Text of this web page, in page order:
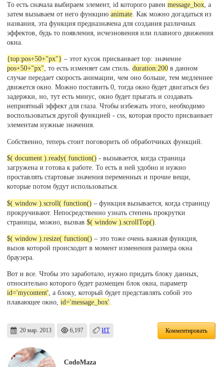
var pos = parseInt( $( window ).scrollTop(
if ( pos < MIN_TOP ) pos = MIN_TOP;
});
function
{
$( '#message_box'
});
});
То есть сначала выбираем элемент, id которого равенmessage_box , а
затем вызываем от него функциюanimate . Как можно догадаться из
названия, эта функция предназначена для создания различных
эффектов, будь то появления, исчезновения или плавного движения
окна.
{top:pos+50+"px"} – этот кусок присваивает top: значение
pos+50+"px", то есть изменяет сам стиль.duration:200 в данном
случае передает скорость анимации, чем оно больше, тем медленнее
движется окно. Можно поставить 0, тогда окно будет двигаться без
задержки, но, тут есть минус, окно будет прыгать и создавать
неприятный эффект для глаза. Чтобы избежать этого, необходимо
воспользоваться другой функцией - css, которая просто присваивает
элементам нужные значения.
Собственно, теперь стоит поговорить об обработчиках функций.
$( document ).ready( function() - вызывается, когда страница
загружена и готова к работе. То есть в ней удобно и нужно
проставлять стартовые значения переменных и прочие вещи,
которые потом будут использоваться.
$( window ).scroll( function() – функция вызывается, когда страницу
прокручивают. Непосредственно узнать степень прокрутки
страницы, можно, вызвав$( window ).scrollTop()
$( window ).resize( function() – это тоже очень важная функция,
вызов которой происходит в момент изменения размера окна
браузера.
Вот и все. Чтобы это заработало, нужно придать блоку данных,
относительно которого будет размещен блок окна, параметр
id='mycontent', а блоку, который будет представлять собой это
плавающее окно,id='message_box'.
20 мар. 2013 6,197 ИТ Комментировать
CodoMaza